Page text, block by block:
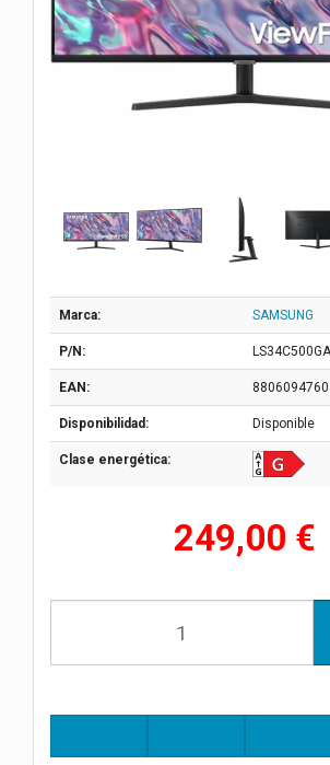
Marca: SAMSUNG
P/N:
EAN:
Disponibilidad: Disponible
Clase energética:
249,00 €